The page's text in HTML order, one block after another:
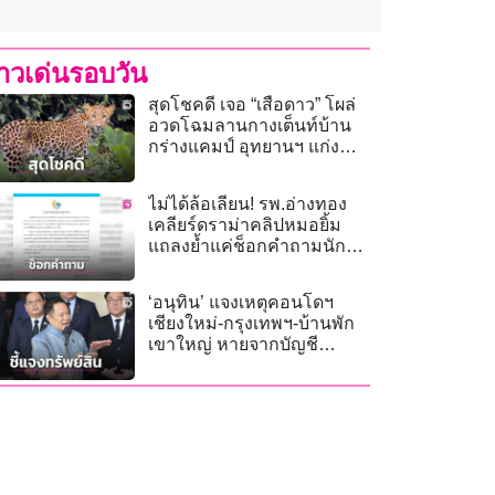
วเด่นรอบวัน
สุดโชคดี เจอ “เสือดาว” โผล่
อวดโฉมลานกางเต็นท์บ้าน
กร่างแคมป์ อุทยานฯ แก่ง
ไม่ได้ล้อเลียน! รพ.อ่างทอง
เคลียร์ดราม่าคลิปหมอยิ้ม
แถลงย้ำแค่ช็อกคำถามนัก
‘อนุทิน’ แจงเหตุคอนโดฯ
เชียงใหม่-กรุงเทพฯ-บ้านพัก
เขาใหญ่ หายจากบัญชี